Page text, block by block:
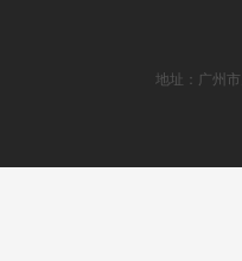
地址：广州